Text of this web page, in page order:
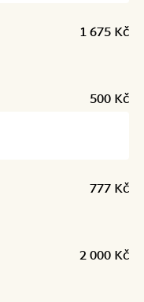
1 675 Kč
500 Kč
777 Kč
2 000 Kč